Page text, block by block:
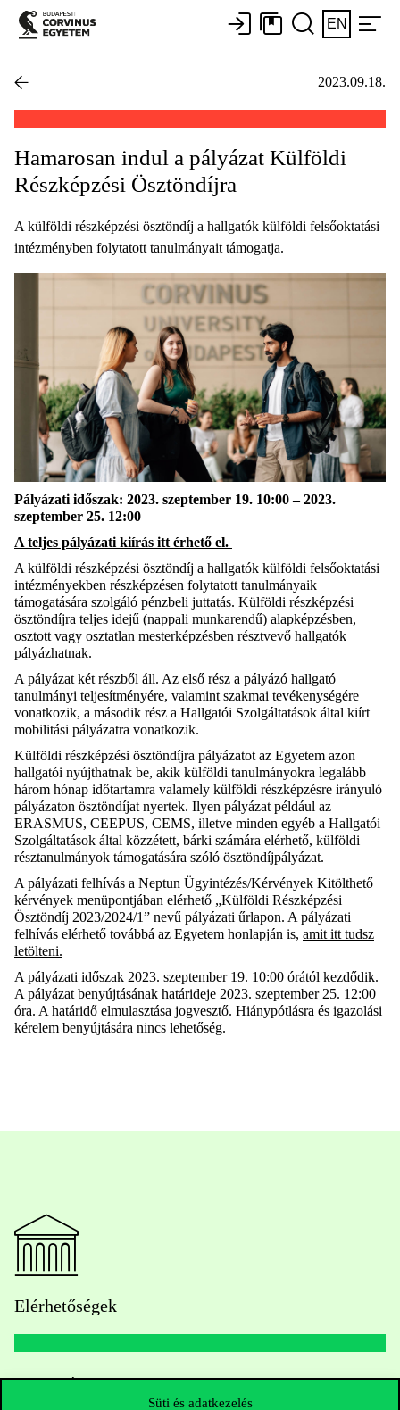
Süti és adatkezelés
EN
2023.09.18.
Hamarosan indul a pályázat Külföldi
Részképzési Ösztöndíjra
A külföldi részképzési ösztöndíj a hallgatók külföldi felsőoktatási
intézményben folytatott tanulmányait támogatja.
Pályázati időszak: 2023. szeptember 19. 10:00 – 2023.
szeptember 25. 12:00
A teljes pályázati kiírás itt érhető el.
A külföldi részképzési ösztöndíj a hallgatók külföldi felsőoktatási
intézményekben részképzésen folytatott tanulmányaik
támogatására szolgáló pénzbeli juttatás. Külföldi részképzési
ösztöndíjra teljes idejű (nappali munkarendű) alapképzésben,
osztott vagy osztatlan mesterképzésben résztvevő hallgatók
pályázhatnak.
A pályázat két részből áll. Az első rész a pályázó hallgató
tanulmányi teljesítményére, valamint szakmai tevékenységére
vonatkozik, a második rész a Hallgatói Szolgáltatások által kiírt
mobilitási pályázatra vonatkozik.
Külföldi részképzési ösztöndíjra pályázatot az Egyetem azon
hallgatói nyújthatnak be, akik külföldi tanulmányokra legalább
három hónap időtartamra valamely külföldi részképzésre irányuló
pályázaton ösztöndíjat nyertek. Ilyen pályázat például az
ERASMUS, CEEPUS, CEMS, illetve minden egyéb a Hallgatói
Szolgáltatások által közzétett, bárki számára elérhető, külföldi
résztanulmányok támogatására szóló ösztöndíjpályázat.
A pályázati felhívás a Neptun Ügyintézés/Kérvények Kitölthető
kérvények menüpontjában elérhető „Külföldi Részképzési
Ösztöndíj 2023/2024/1” nevű pályázati űrlapon. A pályázati
felhívás elérhető továbbá az Egyetem honlapján is, amit itt tudsz
letölteni.
A pályázati időszak 2023. szeptember 19. 10:00 órától kezdődik.
A pályázat benyújtásának határideje 2023. szeptember 25. 12:00
óra. A határidő elmulasztása jogvesztő. Hiánypótlásra és igazolási
kérelem benyújtására nincs lehetőség.
Elérhetőségek
Telefonszám:+36 1 482 5000